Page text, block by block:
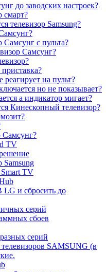
до заводских настроек?
смарт?
телевизор Samsung?
Самсунг с пульта?
Самсунг?
реагирует на пульт?
но не показывает?
а индикатор мигает?
Кинескопный телевизор?
Самсунг?
TV
Samsung
TV
LG и сбросить до
серий
сбоев
серий
SAMSUNG (в